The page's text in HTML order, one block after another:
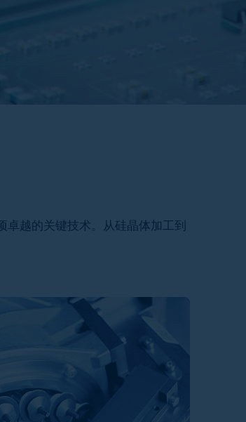
越的关键技术。从硅晶体加工到